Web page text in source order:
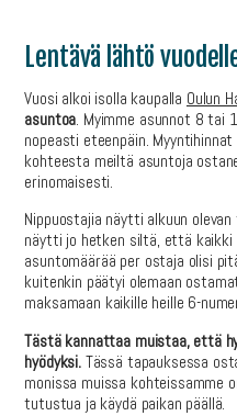
Lentävä lähtö
Vuosi alkoi isolla kaupalla Oulun
asuntoa. Myimme asunnot 8 tai
nopeasti eteenpäin.
kohteesta meiltä asuntoja
erinomaisesti.
Nippuostajia näytti alkuun
näytti jo hetken siltä, että kaikki
asuntomäärää per ostaja olisi
kuitenkin päätyi olemaan
maksamaan kaikille heille 6-
Tästä kannattaa muistaa, että
hyödyksi.Tässä tapauksessa
monissa muissa kohteissamme
tutustua ja käydä paikan päällä.